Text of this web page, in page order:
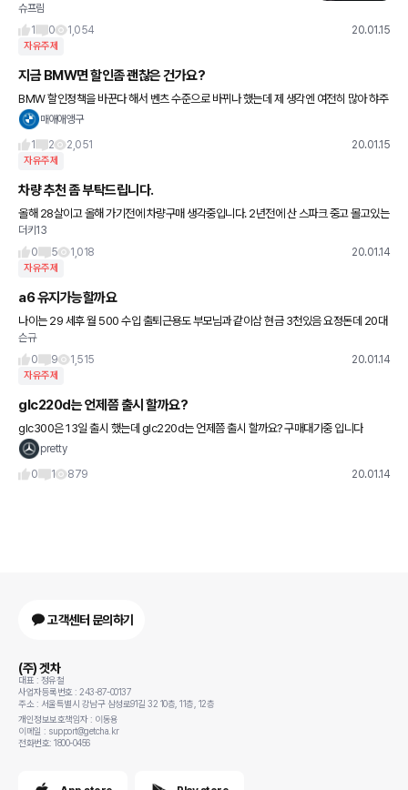
네요. 사진은 더코리안카블로그에서 퍼왔습니다.
슈프림
1
0 1,054 20.01.15
자유주제
지금 BMW면 할인좀 괜찮은 건가요?
BMW 할인정책을 바꾼다 해서 벤츠 수준으로 바뀌나 했는데 제 생각엔 여전히 많아 햐주
는거 같아서요. 한참 많이해줄때랑 비교하면 요샌 어떤가요
매애애앵구
1
2 2,051 20.01.15
자유주제
차량 추천 좀 부탁드립니다.
올해 28살이고 올해 가기전에 차량구매 생각중입니다. 2년전에 산 스파크 중고 몰고있는
중입니다. 연봉 세후 4200정도이고 결혼계획 집구매 계획 없는 상태 생활비 한달 120정
도 외에 전부 저
더키13
0
5 1,018 20.01.14
자유주제
a6 유지가능할까요
나이는 29 세후 월 500 수입 출퇴근용도 부모님과 같이삼 현금 3천있음 요정돈데 20대
에 수입차타는게 하나의목표 였는데 꾹꾹참다가 뿜이 너무 왔습니다 차를사게되면 더 많
이 움직일것
슨규
0
9 1,515 20.01.14
자유주제
glc220d는 언제쯤 출시 할까요?
glc300은 13일 출시 했는데 glc220d는 언제쯤 출시 할까요? 구매대기중 입니다
pretty
0
1 879 20.01.14
고객센터 문의하기
(주) 겟차
대표 : 정유철
사업자등록번호 : 243-87-00137
주소 : 서울특별시 강남구 삼성로91길 32 10층, 11층, 12층
개인정보보호책임자 : 이동용
이메일 : support@getcha.kr
전화번호: 1800-0456